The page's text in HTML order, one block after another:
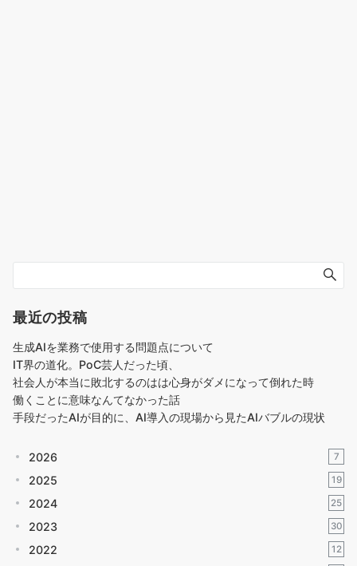
最近の投稿
生成AIを業務で使用する問題点について
IT界の道化。PoC芸人だった頃、
社会人が本当に敗北するのはは心身がダメになって倒れた時
働くことに意味なんてなかった話
手段だったAIが目的に、AI導入の現場から見たAIバブルの現状
2026 7
2025 19
2024 25
2023 30
2022 12